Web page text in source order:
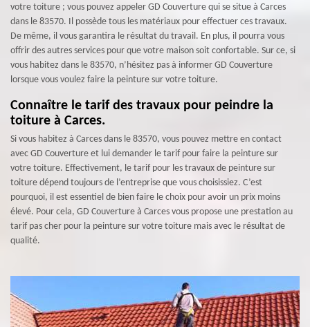
votre toiture ; vous pouvez appeler GD Couverture qui se situe à Carces
dans le 83570. Il possède tous les matériaux pour effectuer ces travaux.
De même, il vous garantira le résultat du travail. En plus, il pourra vous
offrir des autres services pour que votre maison soit confortable. Sur ce, si
vous habitez dans le 83570, n’hésitez pas à informer GD Couverture
lorsque vous voulez faire la peinture sur votre toiture.
Connaître le tarif des travaux pour peindre la
toiture à Carces.
Si vous habitez à Carces dans le 83570, vous pouvez mettre en contact
avec GD Couverture et lui demander le tarif pour faire la peinture sur
votre toiture. Effectivement, le tarif pour les travaux de peinture sur
toiture dépend toujours de l’entreprise que vous choisissiez. C’est
pourquoi, il est essentiel de bien faire le choix pour avoir un prix moins
élevé. Pour cela, GD Couverture à Carces vous propose une prestation au
tarif pas cher pour la peinture sur votre toiture mais avec le résultat de
qualité.